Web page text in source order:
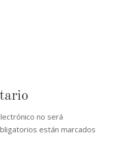
no será
están marcados